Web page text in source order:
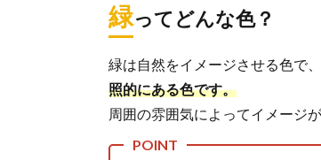
1.2.
ロゴ
に採
用し
た企
業例
緑ってどんな色？
緑は自然をイメージさせる色で、
照的にある色です。
周囲の雰囲気によってイメージ